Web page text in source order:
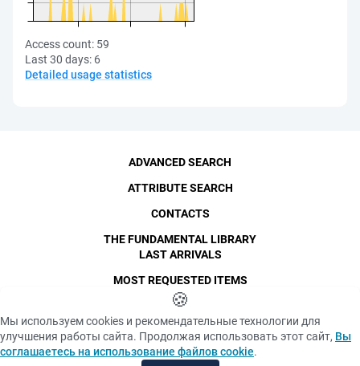
Access count: 59
Last 30 days: 6
Detailed usage statistics
SPbPU, 1996-2026
Copyright and Personal Data
The photographs are
published with the
consent of the individuals
Privacy policy
«Cookie» files policy
ADVANCED SEARCH
ATTRIBUTE SEARCH
CONTACTS
THE FUNDAMENTAL LIBRARY
LAST ARRIVALS
MOST REQUESTED ITEMS
🍪
Мы используем cookies и рекомендательные технологии для
улучшения работы сайта. Продолжая использовать этот сайт, Вы
соглашаетесь на использование файлов cookie.